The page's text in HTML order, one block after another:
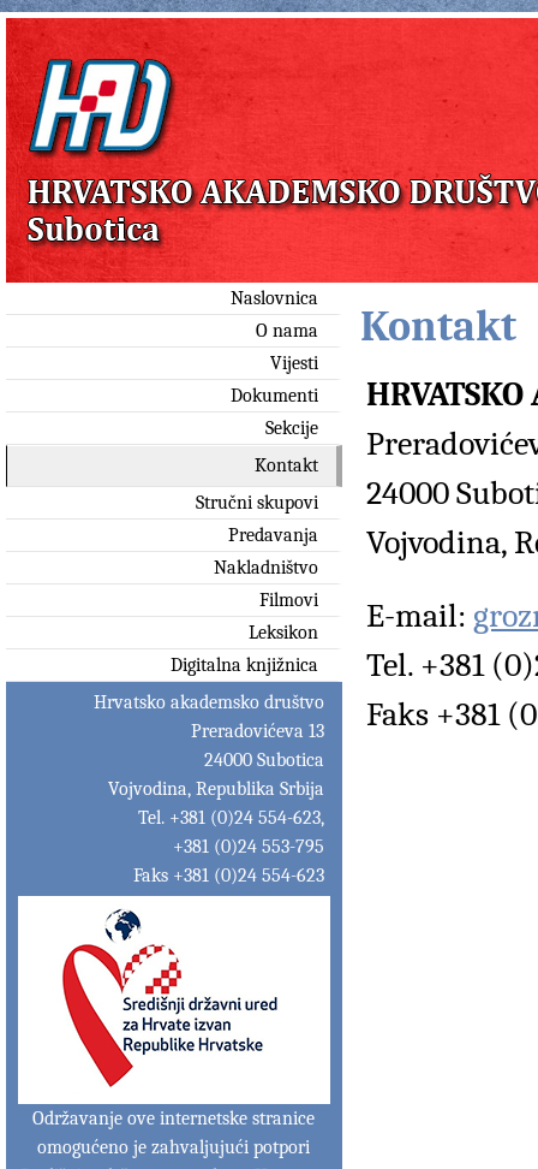
Naslovnica
O nama
Vijesti
Dokumenti
Sekcije
Kontakt
Stručni skupovi
Predavanja
Nakladništvo
Filmovi
Leksikon
Digitalna knjižnica
Hrvatsko akademsko društvo
Preradovićeva 13
24000 Subotica
Vojvodina, Republika Srbija
Tel. +381 (0)24 554-623,
+381 (0)24 553-795
Faks +381 (0)24 554-623
Održavanje ove internetske stranice
omogućeno je zahvaljujući potpori
Kontakt
24000
Vojvodina,
E-mail:
Tel. +381
Faks +381